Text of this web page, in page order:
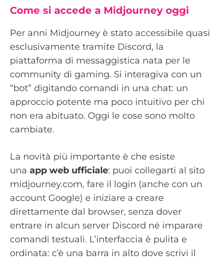
Come si accede a Midjourney oggi
Per anni Midjourney è stato accessibile quasi
esclusivamente tramite Discord, la
piattaforma di messaggistica nata per le
community di gaming. Si interagiva con un
“bot” digitando comandi in una chat: un
approccio potente ma poco intuitivo per chi
non era abituato. Oggi le cose sono molto
cambiate.
La novità più importante è che esiste
una app web ufficiale: puoi collegarti al sito
midjourney.com, fare il login (anche con un
account Google) e iniziare a creare
direttamente dal browser, senza dover
entrare in alcun server Discord né imparare
comandi testuali. L’interfaccia è pulita e
ordinata: c’è una barra in alto dove scrivi il